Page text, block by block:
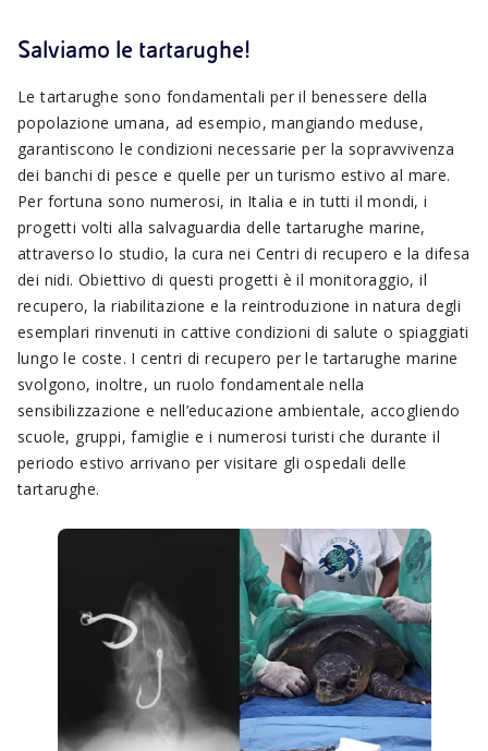
Salviamo le tartarughe!
Le tartarughe sono fondamentali per il benessere della
popolazione umana, ad esempio, mangiando meduse,
garantiscono le condizioni necessarie per la sopravvivenza
dei banchi di pesce e quelle per un turismo estivo al mare.
Per fortuna sono numerosi, in Italia e in tutti il mondi, i
progetti volti alla salvaguardia delle tartarughe marine,
attraverso lo studio, la cura nei Centri di recupero e la difesa
dei nidi. Obiettivo di questi progetti è il monitoraggio, il
recupero, la riabilitazione e la reintroduzione in natura degli
esemplari rinvenuti in cattive condizioni di salute o spiaggiati
lungo le coste. I centri di recupero per le tartarughe marine
svolgono, inoltre, un ruolo fondamentale nella
sensibilizzazione e nell’educazione ambientale, accogliendo
scuole, gruppi, famiglie e i numerosi turisti che durante il
periodo estivo arrivano per visitare gli ospedali delle
tartarughe.